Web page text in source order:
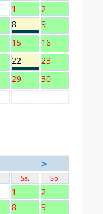
1
2
8
9
15
16
22
23
29
30
>
Sa. So.
1
2
8
9